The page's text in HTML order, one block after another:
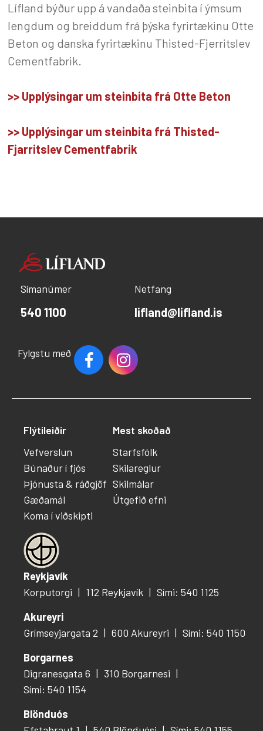
Lífland býður upp á vandaða steinbita í ýmsum
lengdum og breiddum frá þýska fyrirtækinu Otte
Beton og danska fyrirtækinu Thisted-Fjerritslev
Cementfabrik.
>> Upplýsingar um steinbita frá Otte Beton
>> Upplýsingar um steinbita frá Thisted-
Fjarritslev Cementfabrik
Símanúmer
540 1100
Netfang
lifland@lifland.is
Fylgstu með
Reykjavík
Korputorgi
112 Reykjavík
Sími: 540 1125
Akureyri
Grímseyjargata 2
600 Akureyri
Sími: 540 1150
Borgarnes
Digranesgata 6
310 Borgarnesi
Sími: 540 1154
Blönduós
Flýtileiðir
Vefverslun
Búnaður í fjós
Þjónusta & ráðgjöf
Gæðamál
Koma í viðskipti
Mest skoðað
Starfsfólk
Skilareglur
Skilmálar
Útgefið efni